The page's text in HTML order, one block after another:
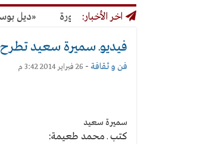
اخر الأخبار:
أصحاب عقارات محظورة «ديل بوسكي»
فيديوـ سميرة سعيد تطرح
فن و ثقافة - 26 فبراير 2014 3:42 م
سميرة سعيد
كتب ـ محمد طعيمة: